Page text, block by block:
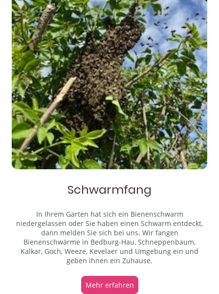
Schwarmfang
In Ihrem Garten hat sich ein Bienenschwarm
niedergelassen oder Sie haben einen Schwarm entdeckt,
dann melden Sie sich bei uns. Wir fangen
Bienenschwärme in Bedburg-Hau, Schneppenbaum,
Kalkar, Goch, Weeze, Kevelaer und Umgebung ein und
geben ihnen ein Zuhause.
Mehr erfahren